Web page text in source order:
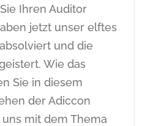
Ihren Auditor
jetzt unser elftes
und die
Wie das
Sie in diesem
der Adiccon
mit dem Thema